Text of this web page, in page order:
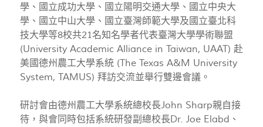
學、國立成功大學、國立陽明交通大學、國立中央大
學、國立中山大學、國立臺灣師範大學及國立臺北科
技大學等8校共21名知名學者代表臺灣大學學術聯盟
(University Academic Alliance in Taiwan, UAAT) 赴
美國德州農工大學系統 (The Texas A&M University
System, TAMUS) 拜訪交流並舉行雙邊會議。
研討會由德州農工大學系統總校長John Sharp親自接
待，與會同時包括系統研發副總校長Dr. Joe Elabd、